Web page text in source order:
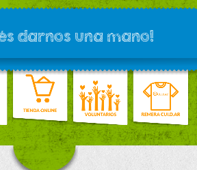
darnos una mano!